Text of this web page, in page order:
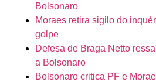
Bolsonaro
Moraes retira sigilo do
golpe
Defesa de Braga Netto
a Bolsonaro
Bolsonaro critica PF e